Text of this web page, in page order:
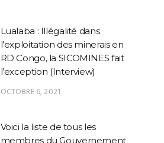
Lualaba : Illégalité dans
l’exploitation des minerais en
RD Congo, la SICOMINES fait
l’exception (Interview)
OCTOBRE 6, 2021
Voici la liste de tous les
membres du Gouvernement